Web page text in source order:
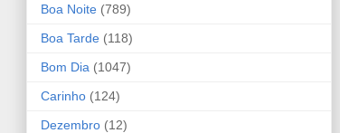
Boa Noite (789)
Boa Tarde (118)
Bom Dia (1047)
Carinho (124)
Dezembro (12)